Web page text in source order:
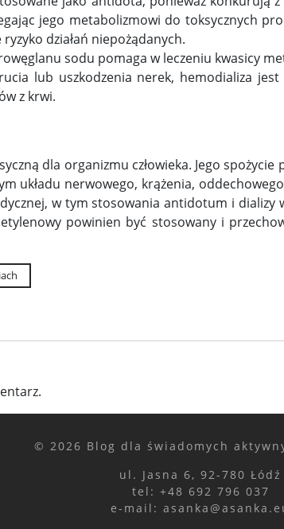
jego metabolizmowi do toksycznych
działań niepożądanych.
sodu pomaga w leczeniu kwasicy
lub uszkodzenia nerek, hemodializa
z krwi.
dla organizmu człowieka. Jego spożycie
układu nerwowego, krążenia,
w tym stosowania antidotum i dializy
powinien być stosowany i
© 2026 Blog dla świadomych
ul. Jasna 6, 92-780 Łódź
tel: +48 692 796 037
e-mail: